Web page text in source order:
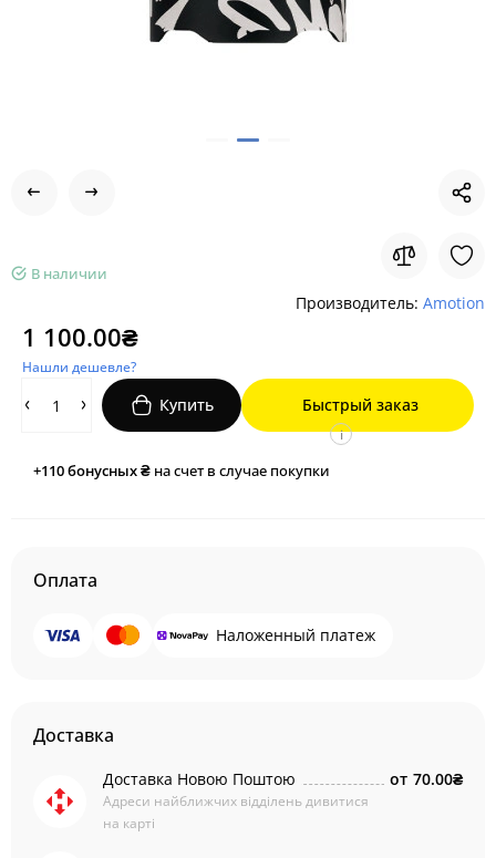
В наличии
Производитель: Amotion
1 100.00₴
Нашли дешевле?
Купить Быстрый заказ
+110бонусных ₴ на счет в случае покупки
i
Оплата
Наложенный платеж
Доставка
Доставка Новою Поштою
Адреси найближчих відділень дивитися
на карті
от 70.00₴